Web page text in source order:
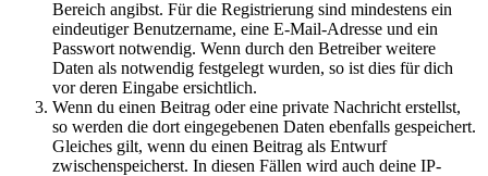
Bereich angibst. Für die Registrierung sind mindestens ein
eindeutiger Benutzername, eine E-Mail-Adresse und ein
Passwort notwendig. Wenn durch den Betreiber weitere
Daten als notwendig festgelegt wurden, so ist dies für dich
vor deren Eingabe ersichtlich.
Wenn du einen Beitrag oder eine private Nachricht erstellst,
so werden die dort eingegebenen Daten ebenfalls gespeichert.
Gleiches gilt, wenn du einen Beitrag als Entwurf
zwischenspeicherst. In diesen Fällen wird auch deine IP-